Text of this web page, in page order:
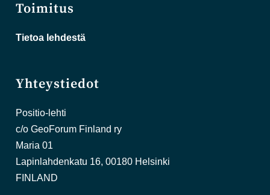
Toimitus
Tietoa lehdestä
Yhteystiedot
Positio-lehti
c/o GeoForum Finland ry
Maria 01
Lapinlahdenkatu 16, 00180 Helsinki
FINLAND